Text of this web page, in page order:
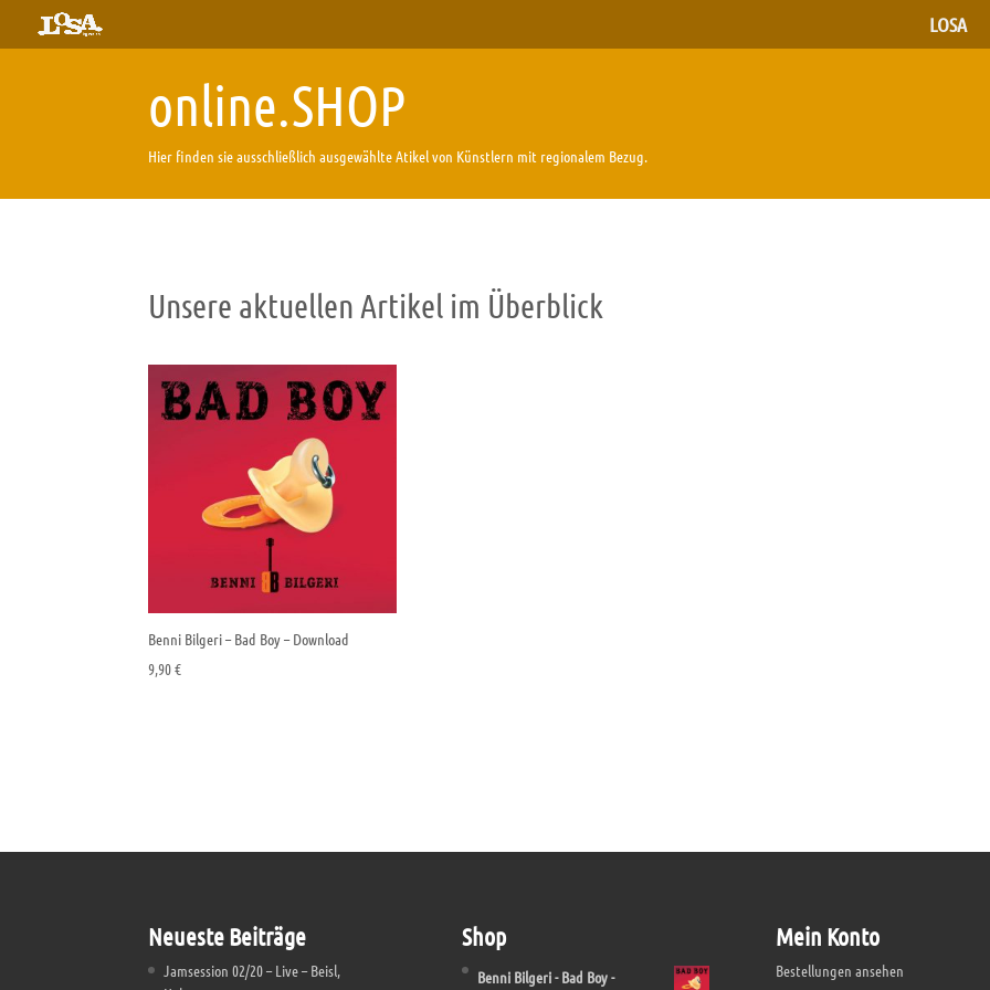
LOSA
online.SHOP
Hier finden sie ausschließlich ausgewählte Atikel von Künstlern mit regionalem Bezug.
Unsere aktuellen Artikel im Überblick
Benni Bilgeri – Bad Boy – Download
9,90€
Neueste Beiträge
Jamsession 02/20 – Live – Beisl,
Shop
Benni Bilgeri - Bad Boy -
Mein Konto
Bestellungen ansehen